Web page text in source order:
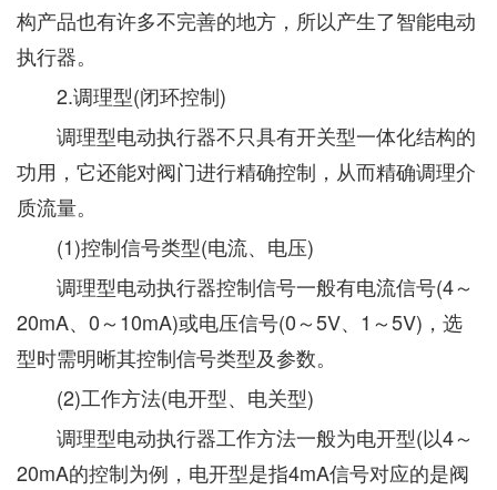
构产品也有许多不完善的地方，所以产生了智能电动
执行器。
2.调理型(闭环控制)
调理型电动执行器不只具有开关型一体化结构的
功用，它还能对阀门进行精确控制，从而精确调理介
质流量。
(1)控制信号类型(电流、电压)
调理型电动执行器控制信号一般有电流信号(4～
20mA、0～10mA)或电压信号(0～5V、1～5V)，选
型时需明晰其控制信号类型及参数。
(2)工作方法(电开型、电关型)
调理型电动执行器工作方法一般为电开型(以4～
20mA的控制为例，电开型是指4mA信号对应的是阀